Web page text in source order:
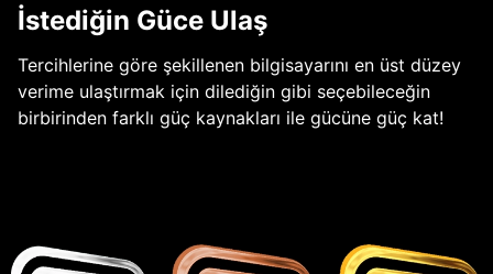
İstediğin Güce Ulaş
Tercihlerine göre şekillenen bilgisayarını en üst düzey
verime ulaştırmak için dilediğin gibi seçebileceğin
birbirinden farklı güç kaynakları ile gücüne güç kat!